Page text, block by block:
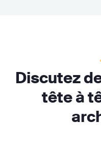
Discutez
tête à